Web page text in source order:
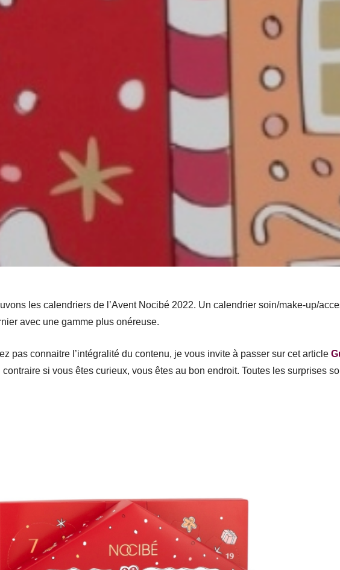
les calendriers de l’Avent Nocibé 2022. Un calendrier soin/make-up/
avec une gamme plus onéreuse.
pas connaitre l’intégralité du contenu, je vous invite à passer sur cet article
contraire si vous êtes curieux, vous êtes au bon endroit. Toutes les surprises